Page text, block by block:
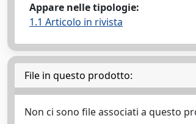
Appare nelle tipologie:
1.1 Articolo in rivista
File in questo prodotto:
Non ci sono file associati a questo